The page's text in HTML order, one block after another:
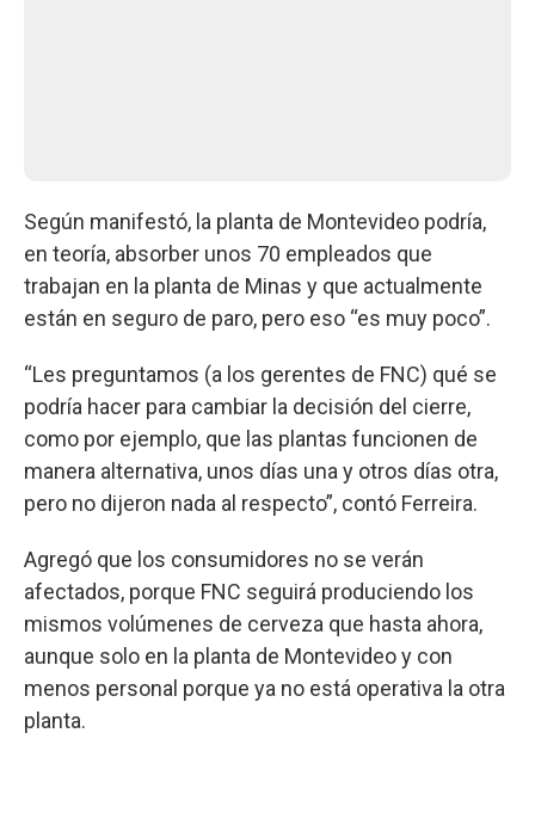
Según manifestó, la planta de Montevideo podría,
en teoría, absorber unos 70 empleados que
trabajan en la planta de Minas y que actualmente
están en seguro de paro, pero eso “es muy poco”.
“Les preguntamos (a los gerentes de FNC) qué se
podría hacer para cambiar la decisión del cierre,
como por ejemplo, que las plantas funcionen de
manera alternativa, unos días una y otros días otra,
pero no dijeron nada al respecto”, contó Ferreira.
Agregó que los consumidores no se verán
afectados, porque FNC seguirá produciendo los
mismos volúmenes de cerveza que hasta ahora,
aunque solo en la planta de Montevideo y con
menos personal porque ya no está operativa la otra
planta.